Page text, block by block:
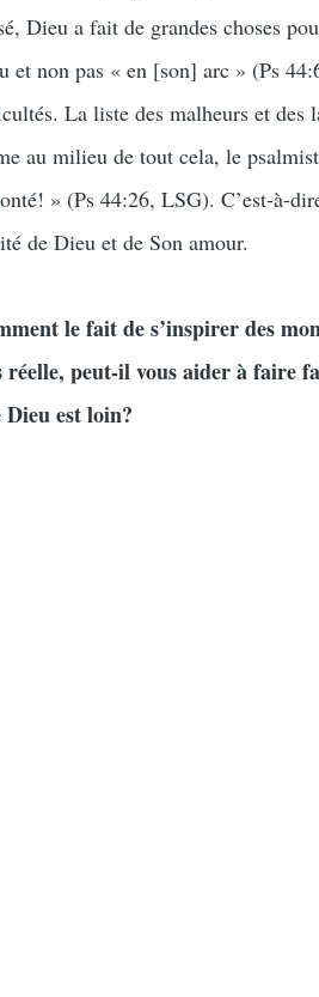
Dieu a fait de grandes choses
et non pas « en [son] arc » (Ps
La liste des malheurs et des
au milieu de tout cela, le
» (Ps 44:26, LSG). C’est-à-
de Dieu et de Son amour.
le fait de s’inspirer des
réelle, peut-il vous aider à faire
Dieu est loin?